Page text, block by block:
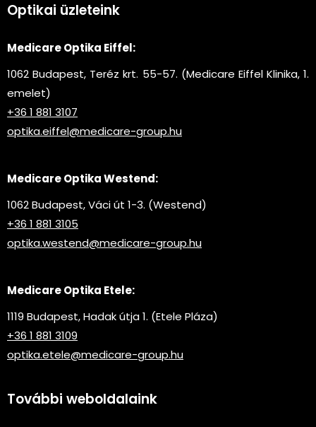
Optikai üzleteink
Medicare Optika Eiffel:
1062 Budapest, Teréz krt. 55-57. (Medicare Eiffel Klinika, 1.
emelet)
+36 1 881 3107
optika.eiffel@medicare-group.hu
Medicare Optika Westend:
1062 Budapest, Váci út 1-3. (Westend)
+36 1 881 3105
optika.westend@medicare-group.hu
Medicare Optika Etele:
1119 Budapest, Hadak útja 1. (Etele Pláza)
+36 1 881 3109
optika.etele@medicare-group.hu
További weboldalaink